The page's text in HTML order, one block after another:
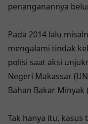
penanganannya
Pada 2014 lalu
mengalami tindak
polisi saat aksi
Negeri Makassar
Bahan Bakar Minyak
Tak hanya itu,